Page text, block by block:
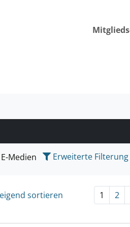
suchen wollen.
E-Medien Erweiterte Filterung
sortieren 1 2